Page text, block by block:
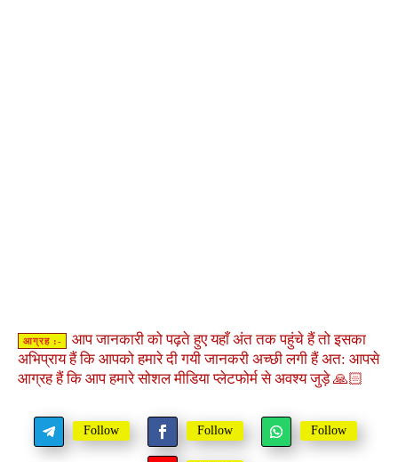
आग्रह :-
आप जानकारी को पढ़ते हुए यहाँ अंत तक पहुंचे हैं तो इसका
अभिप्राय हैं कि आपको हमारे दी गयी जानकरी अच्छी लगी हैं अत: आपसे
आग्रह हैं कि आप हमारे सोशल मीडिया प्लेटफोर्म से अवश्य जुड़े 🙏🏻
Follow Follow Follow